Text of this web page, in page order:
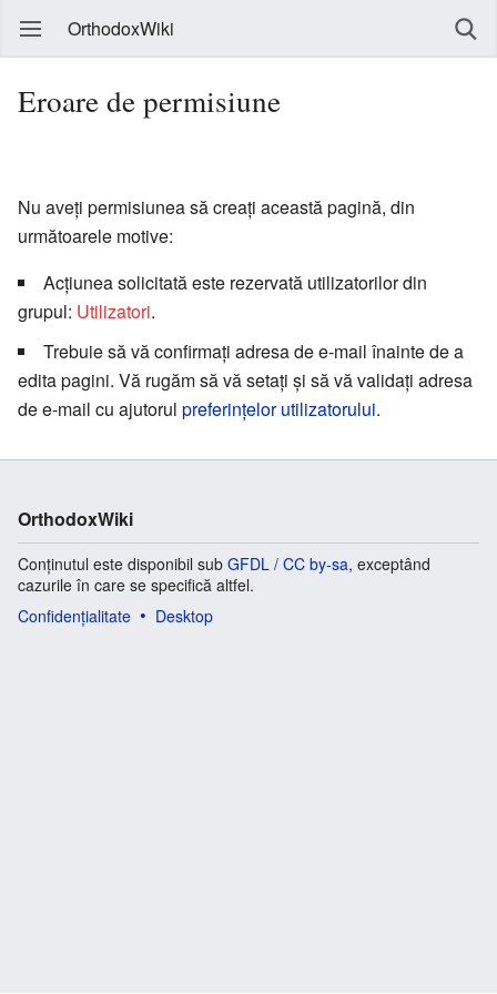
OrthodoxWiki
Eroare de permisiune
Nu aveți permisiunea să creați această pagină, din
următoarele motive:
Acțiunea solicitată este rezervată utilizatorilor din
grupul: Utilizatori.
Trebuie să vă confirmați adresa de e-mail înainte de a
edita pagini. Vă rugăm să vă setați și să vă validați adresa
de e-mail cu ajutorul preferințelor utilizatorului.
OrthodoxWiki
Conținutul este disponibil sub GFDL / CC by-sa, exceptând
cazurile în care se specifică altfel.
Confidențialitate
Desktop